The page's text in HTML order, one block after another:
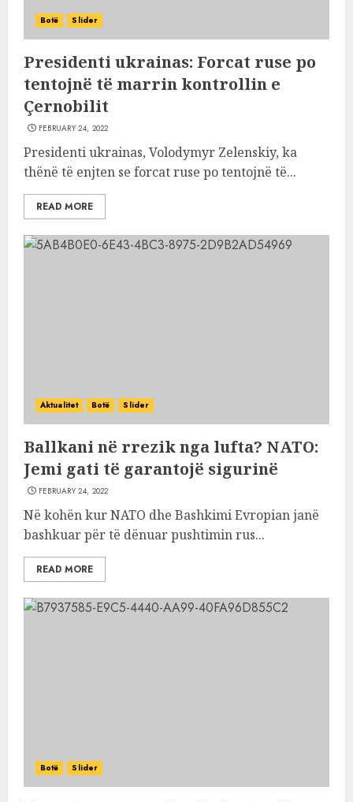
Botë Slider
Presidenti ukrainas: Forcat ruse po
tentojnë të marrin kontrollin e
Çernobilit
FEBRUARY 24, 2022
Presidenti ukrainas, Volodymyr Zelenskiy, ka
thënë të enjten se forcat ruse po tentojnë të...
READ MORE
Aktualitet Botë Slider
Ballkani në rrezik nga lufta? NATO:
Jemi gati të garantojë sigurinë
FEBRUARY 24, 2022
Në kohën kur NATO dhe Bashkimi Evropian janë
bashkuar për të dënuar pushtimin rus...
READ MORE
Botë Slider